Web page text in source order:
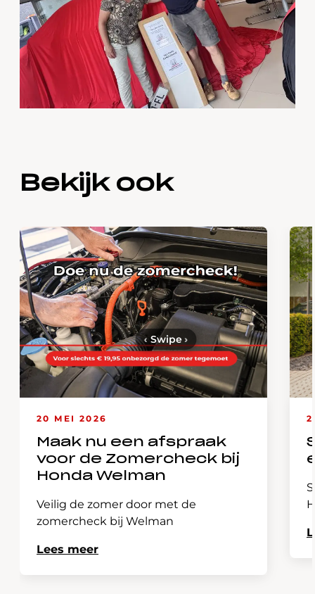
Bekijk ook
20 MEI 2026
Maak nu een afspraak
voor de Zomercheck bij
Honda Welman
Veilig de zomer door met de
zomercheck bij Welman
Lees meer
‹ Swipe›